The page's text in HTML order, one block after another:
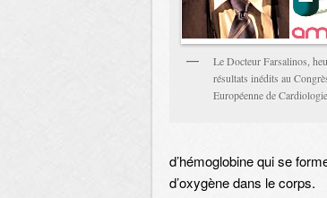
Le Docteur Farsalinos,
résultats inédits au
Européenne de Cardiologie
d’hémoglobine qui se
d’oxygène dans le corps.